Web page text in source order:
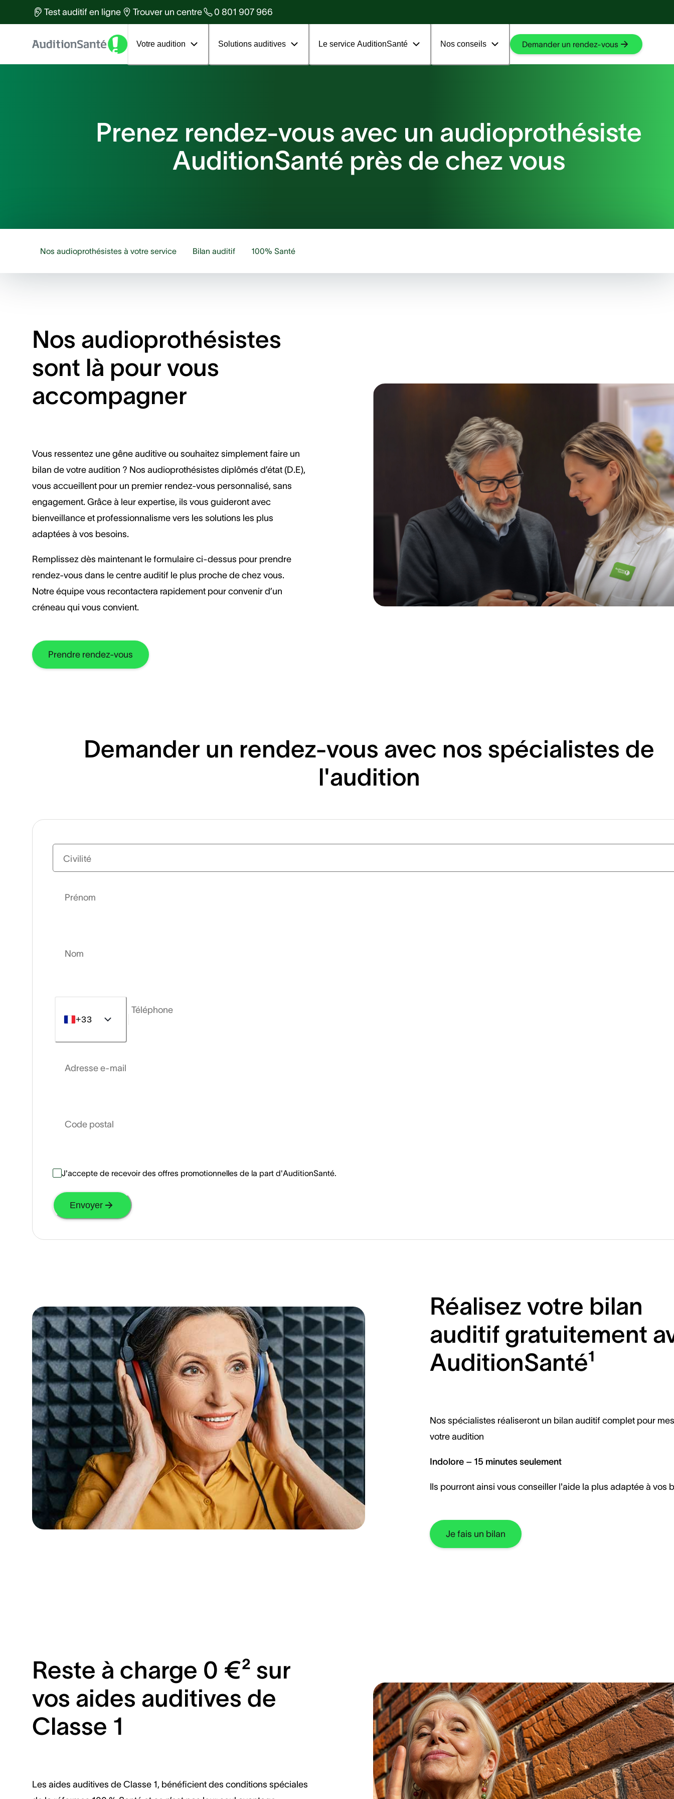
Test auditif en ligne Trouver un centre 0 801 907 966
Votre audition Solutions auditives Le service AuditionSanté Nos conseils Demander un rendez-vous
En savoir plus
En savoir plus
Des équipes d'experts à votre
services
Votre 1er rendez-vous
Prenez rendez-vous avec un audioprothésiste
AuditionSanté près de chez vous
Nos audioprothésistes à votre service Bilan auditif 100% Santé
Nos audioprothésistes
sont là pour vous
accompagner
Vous ressentez une gêne auditive ou souhaitez simplement faire un
bilan de votre audition ? Nos audioprothésistes diplômés d’état (D.E),
vous accueillent pour un premier rendez-vous personnalisé, sans
engagement. Grâce à leur expertise, ils vous guideront avec
bienveillance et professionnalisme vers les solutions les plus
adaptées à vos besoins.
Remplissez dès maintenant le formulaire ci-dessus pour prendre
rendez-vous dans le centre auditif le plus proche de chez vous.
Notre équipe vous recontactera rapidement pour convenir d’un
créneau qui vous convient.
Prendre rendez-vous
Demander un rendez-vous avec nos spécialistes de
l'audition
Civilité
Prénom
Nom
+33
Téléphone
Adresse e-mail
Code postal
J'accepte de recevoir des offres promotionnelles de la part d'AuditionSanté.
Envoyer
Réalisez votre bilan
auditif gratuitement
AuditionSanté¹
Nos spécialistes réaliseront un bilan auditif complet pour
votre audition
Indolore – 15 minutes seulement
Ils pourront ainsi vous conseiller l'aide la plus adaptée à vos
Je fais un bilan
Reste à charge 0 €² sur
vos aides auditives de
Classe 1
Les aides auditives de Classe 1, bénéficient des conditions spéciales